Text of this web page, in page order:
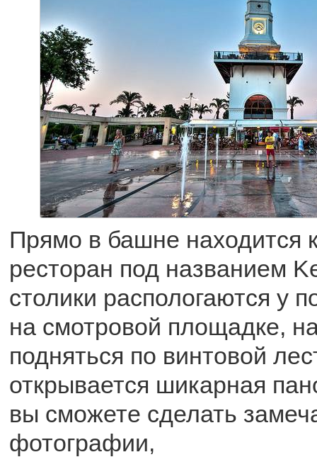
Прямо в башне находится
ресторан под названием
столики распологаются у
на смотровой площадке,
подняться по винтовой
открывается шикарная
вы сможете сделать
фотографии,